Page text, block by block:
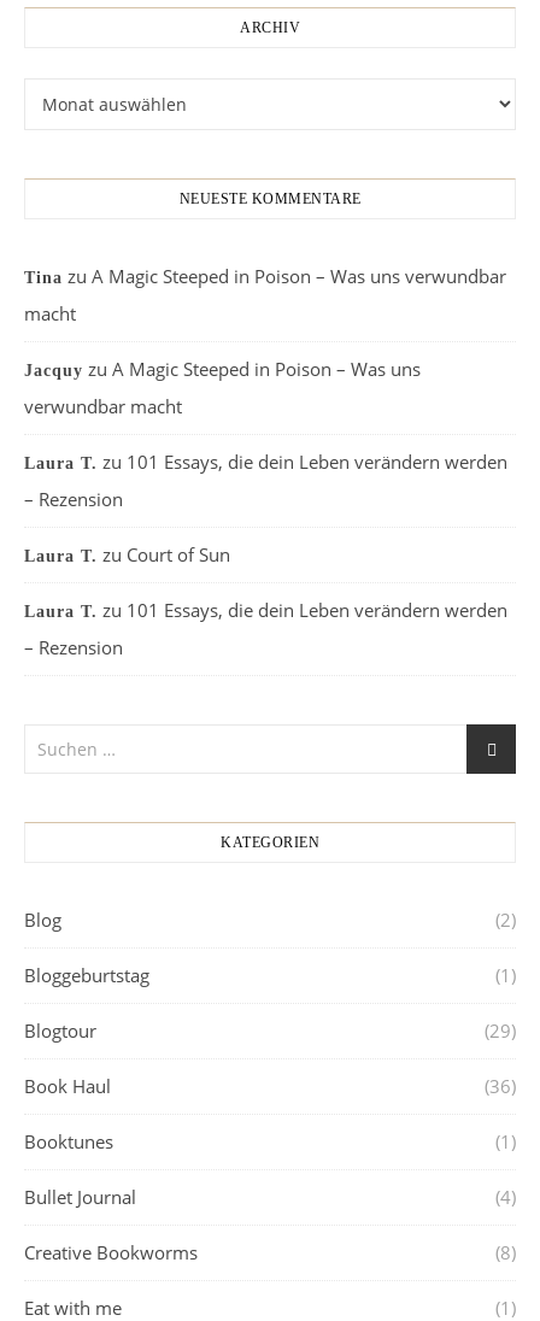
ARCHIV
NEUESTE KOMMENTARE
Tina zu A Magic Steeped in Poison – Was uns verwundbar
macht
Jacquy zu A Magic Steeped in Poison – Was uns
verwundbar macht
Laura T. zu 101 Essays, die dein Leben verändern werden
– Rezension
Laura T. zu Court of Sun
Laura T. zu 101 Essays, die dein Leben verändern werden
– Rezension
KATEGORIEN
Blog (2)
Bloggeburtstag (1)
Blogtour (29)
Book Haul (36)
Booktunes (1)
Bullet Journal (4)
Creative Bookworms (8)
Eat with me (1)